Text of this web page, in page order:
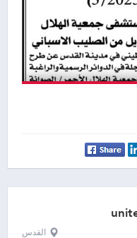
القدس